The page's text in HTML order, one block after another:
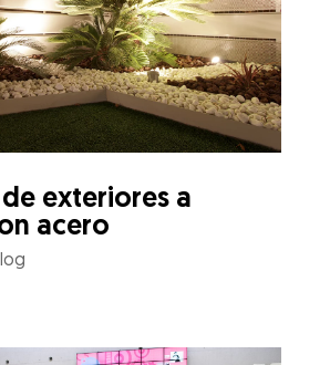
exteriores a
acero